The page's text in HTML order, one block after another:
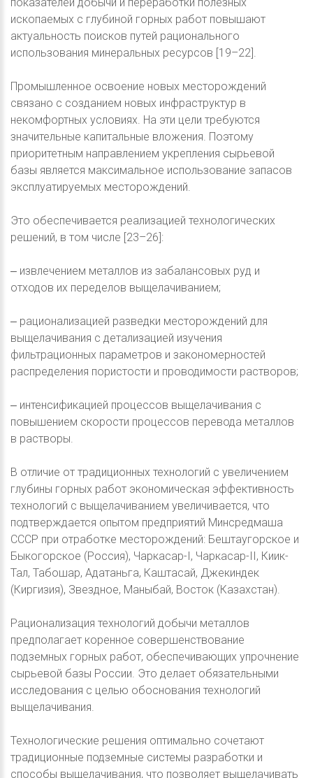
ископаемых с глубиной горных работ повышают
актуальность поисков путей рационального
использования минеральных ресурсов [19–22].
Промышленное освоение новых месторождений
связано с созданием новых инфраструктур в
некомфортных условиях. На эти цели требуются
значительные капитальные вложения. Поэтому
приоритетным направлением укрепления сырьевой
базы является максимальное использование запасов
эксплуатируемых месторождений.
Это обеспечивается реализацией технологических
решений, в том числе [23–26]:
‒ извлечением металлов из забалансовых руд и
отходов их переделов выщелачиванием;
‒ рационализацией разведки месторождений для
выщелачивания с детализацией изучения
фильтрационных параметров и закономерностей
распределения пористости и проводимости растворов;
‒ интенсификацией процессов выщелачивания с
повышением скорости процессов перевода металлов
в растворы.
В отличие от традиционных технологий с увеличением
глубины горных работ экономическая эффективность
технологий с выщелачиванием увеличивается, что
подтверждается опытом предприятий Минсредмаша
СССР при отработке месторождений: Бештаугорское и
Быкогорское (Россия), Чаркасар-I, Чаркасар-II, Киик-
Тал, Табошар, Адатаньга, Каштасай, Джекиндек
(Киргизия), Звездное, Маныбай, Восток (Казахстан).
Рационализация технологий добычи металлов
предполагает коренное совершенствование
подземных горных работ, обеспечивающих упрочнение
сырьевой базы России. Это делает обязательными
исследования с целью обоснования технологий
выщелачивания.
Технологические решения оптимально сочетают
традиционные подземные системы разработки и
способы выщелачивания, что позволяет выщелачивать